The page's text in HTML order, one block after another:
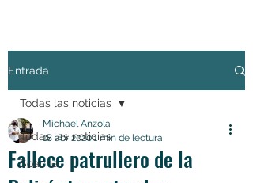
Entrada
Todas las noticias
Soacha
Todas las noticias
Fallece patrullero de la
Michael Anzola
18 abr 20201 min de lectura